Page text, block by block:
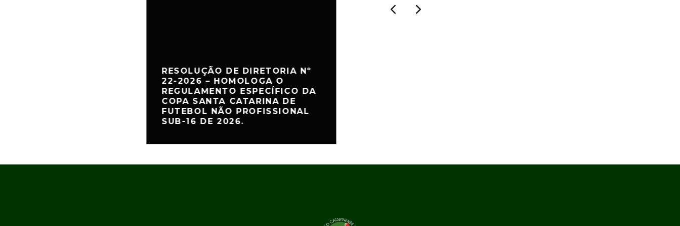
RESOLUÇÃO DE DIRETORIA Nº
22-2026 – HOMOLOGA O
REGULAMENTO ESPECÍFICO DA
COPA SANTA CATARINA DE
FUTEBOL NÃO PROFISSIONAL
SUB-16 DE 2026.